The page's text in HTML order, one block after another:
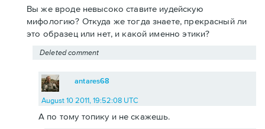
Вы же вроде невысоко ставите иудейскую
мифологию? Откуда же тогда знаете, прекрасный ли
это образец или нет, и какой именно этики?
Deleted comment
antares68
August 10 2011, 19:52:08 UTC
А по тому топику и не скажешь.